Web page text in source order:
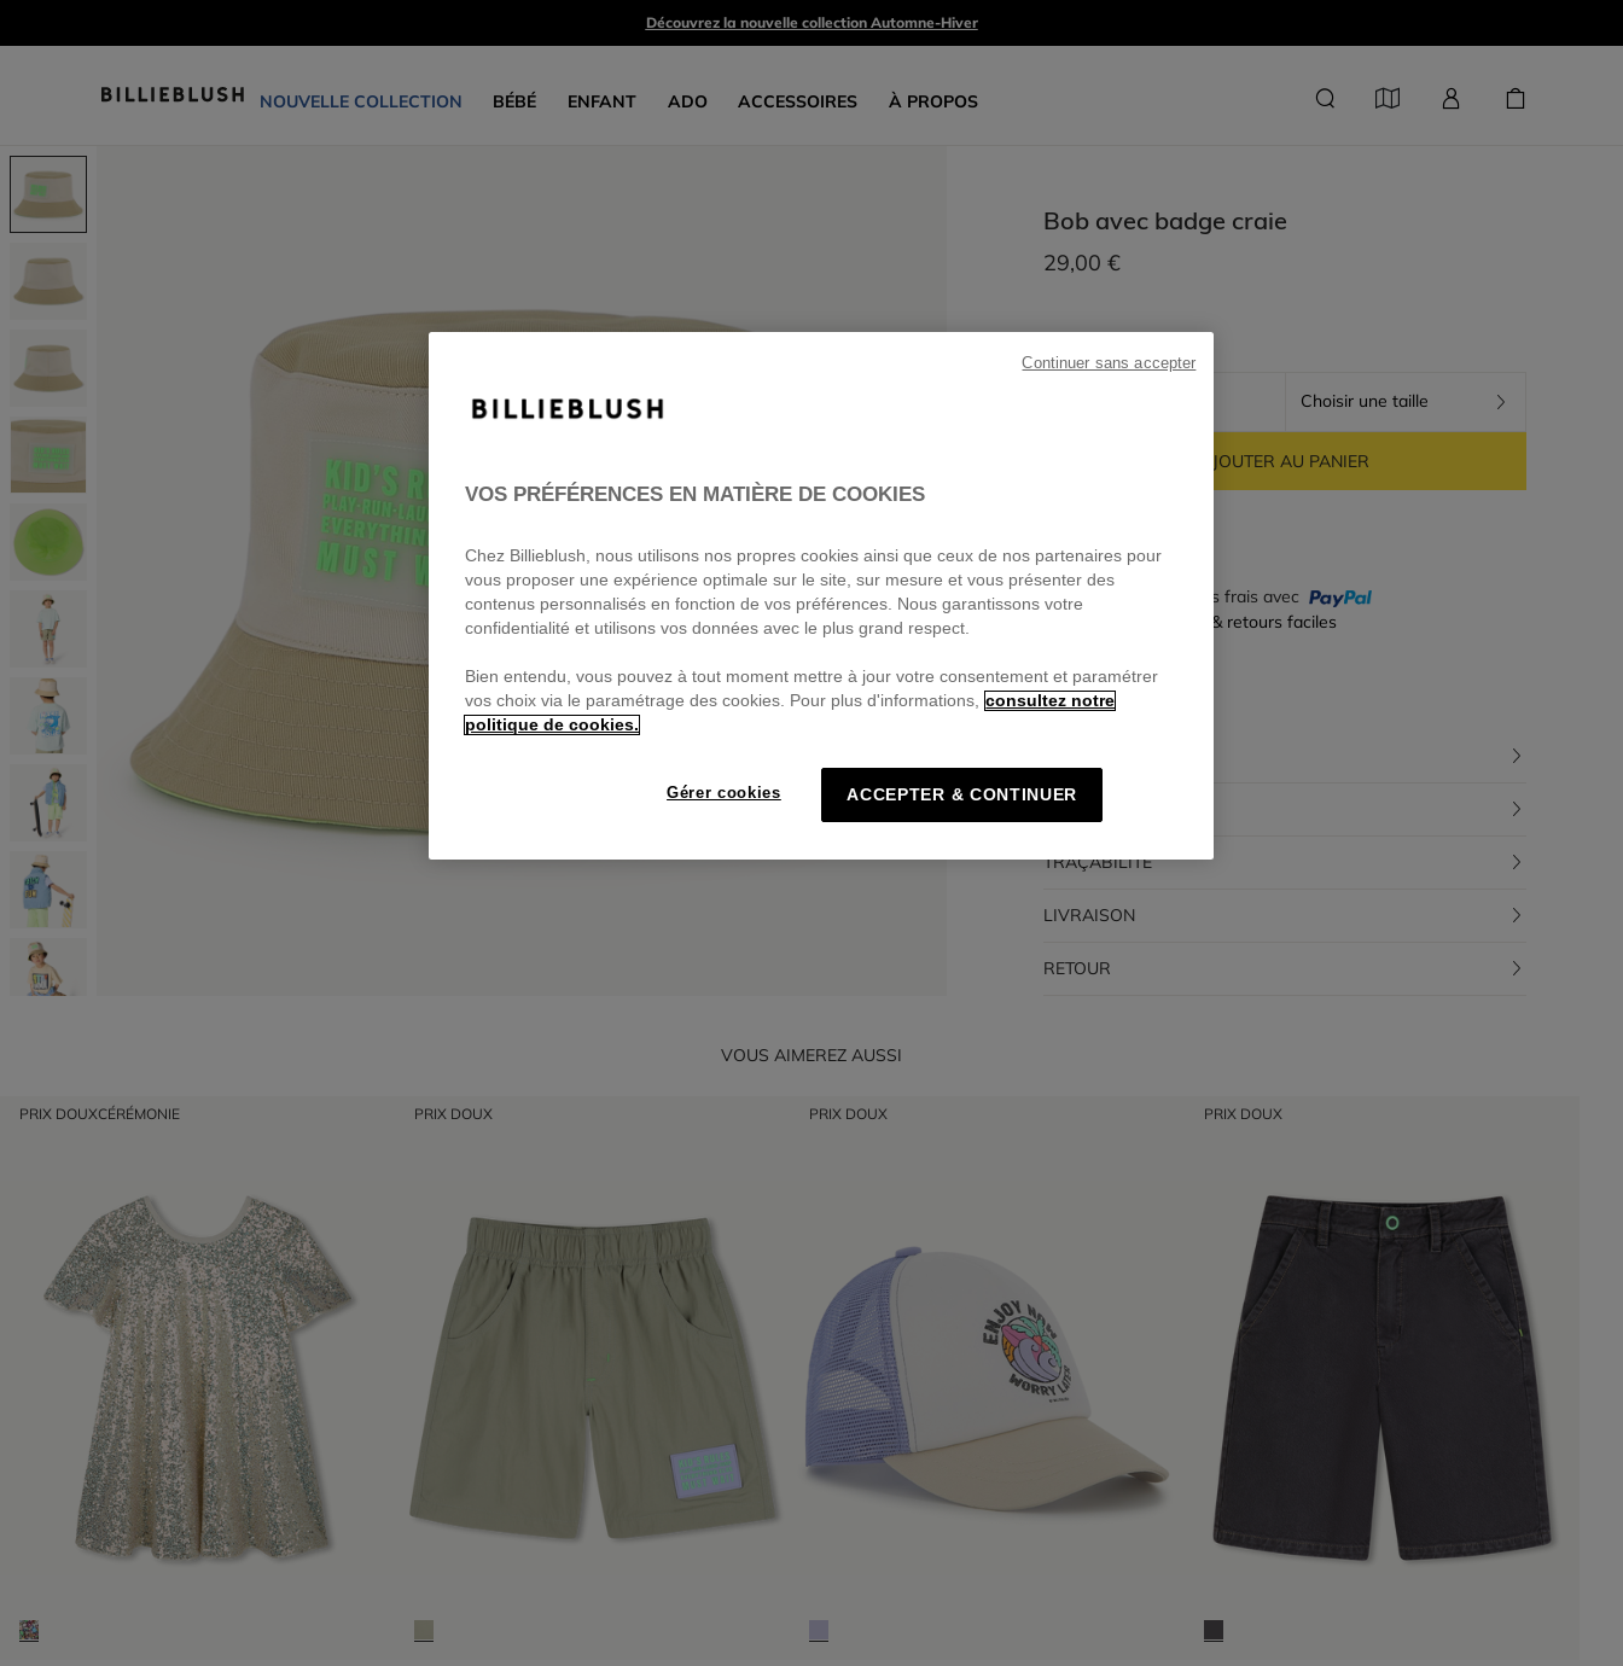
Découvrez la nouvelle collection Automne-Hiver
NOUVELLE COLLECTION BÉBÉ ENFANT ADO ACCESSOIRES À PROPOS
Bob avec badge craie
29,00 €
Choisir une taille
AJOUTER AU PANIER
Payez en 4 fois sans frais avec
🔒Paiement sécurisé & retours faciles
TRAÇABILITÉ
LIVRAISON
RETOUR
VOUS AIMEREZ AUSSI
PRIX DOUXCÉRÉMONIE PRIX DOUX PRIX DOUX PRIX DOUX
VOS PRÉFÉRENCES EN MATIÈRE DE COOKIES
Chez Billieblush, nous utilisons nos propres cookies ainsi que ceux de nos partenaires pour
vous proposer une expérience optimale sur le site, sur mesure et vous présenter des
contenus personnalisés en fonction de vos préférences. Nous garantissons votre
confidentialité et utilisons vos données avec le plus grand respect.
Bien entendu, vous pouvez à tout moment mettre à jour votre consentement et paramétrer
vos choix via le paramétrage des cookies. Pour plus d'informations,
consultez notre
politique de cookies.
Gérer cookies ACCEPTER & CONTINUER
Continuer sans accepter